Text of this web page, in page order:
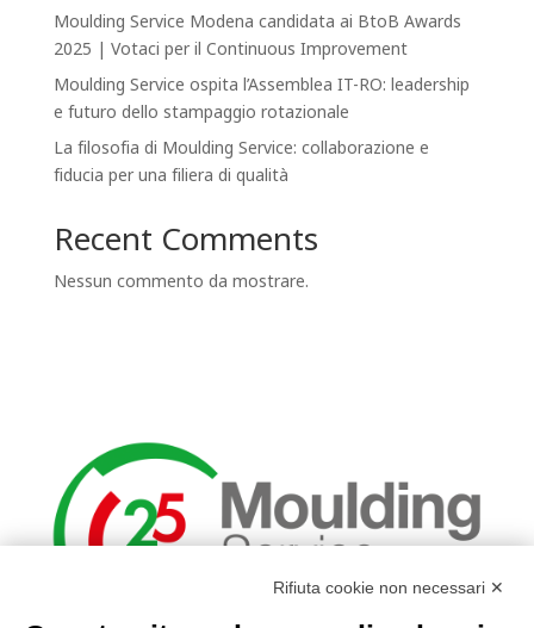
Moulding Service Modena candidata ai BtoB Awards
2025 | Votaci per il Continuous Improvement
Moulding Service ospita l’Assemblea IT-RO: leadership
e futuro dello stampaggio rotazionale
La filosofia di Moulding Service: collaborazione e
fiducia per una filiera di qualità
Recent Comments
Nessun commento da mostrare.
Rifiuta cookie non necessari ✕